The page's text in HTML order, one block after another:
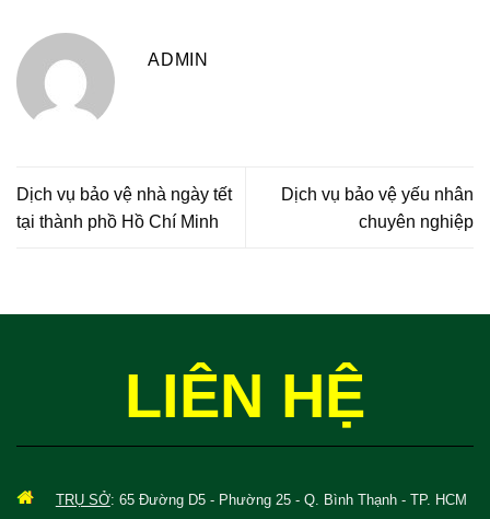
ADMIN
Dịch vụ bảo vệ nhà ngày tết
tại thành phồ Hồ Chí Minh
Dịch vụ bảo vệ yếu nhân
chuyên nghiệp
LIÊN HỆ
TRỤ SỞ: 65 Đường D5 - Phường 25 - Q. Bình Thạnh - TP. HCM